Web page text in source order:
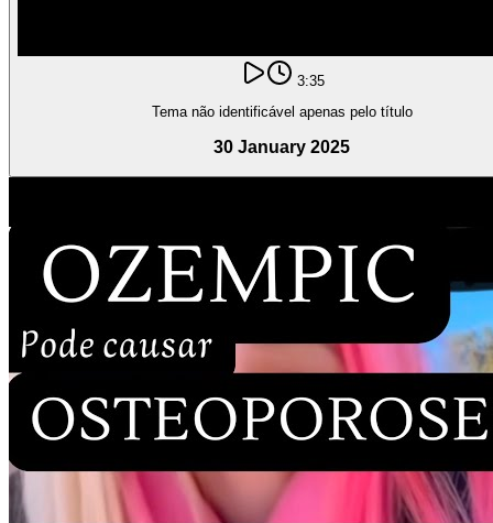
3:35
Tema não identificável apenas pelo título
30 January 2025